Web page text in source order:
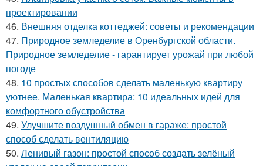
проектировании
46. Внешняя отделка коттеджей: советы и рекомендации
47. Природное земледелие в Оренбургской области.
Природное земледелие - гарантирует урожай при любой
погоде
48. 10 простых способов сделать маленькую квартиру
уютнее. Маленькая квартира: 10 идеальных идей для
комфортного обустройства
49. Улучшите воздушный обмен в гараже: простой
способ сделать вентиляцию
50. Ленивый газон: простой способ создать зелёный